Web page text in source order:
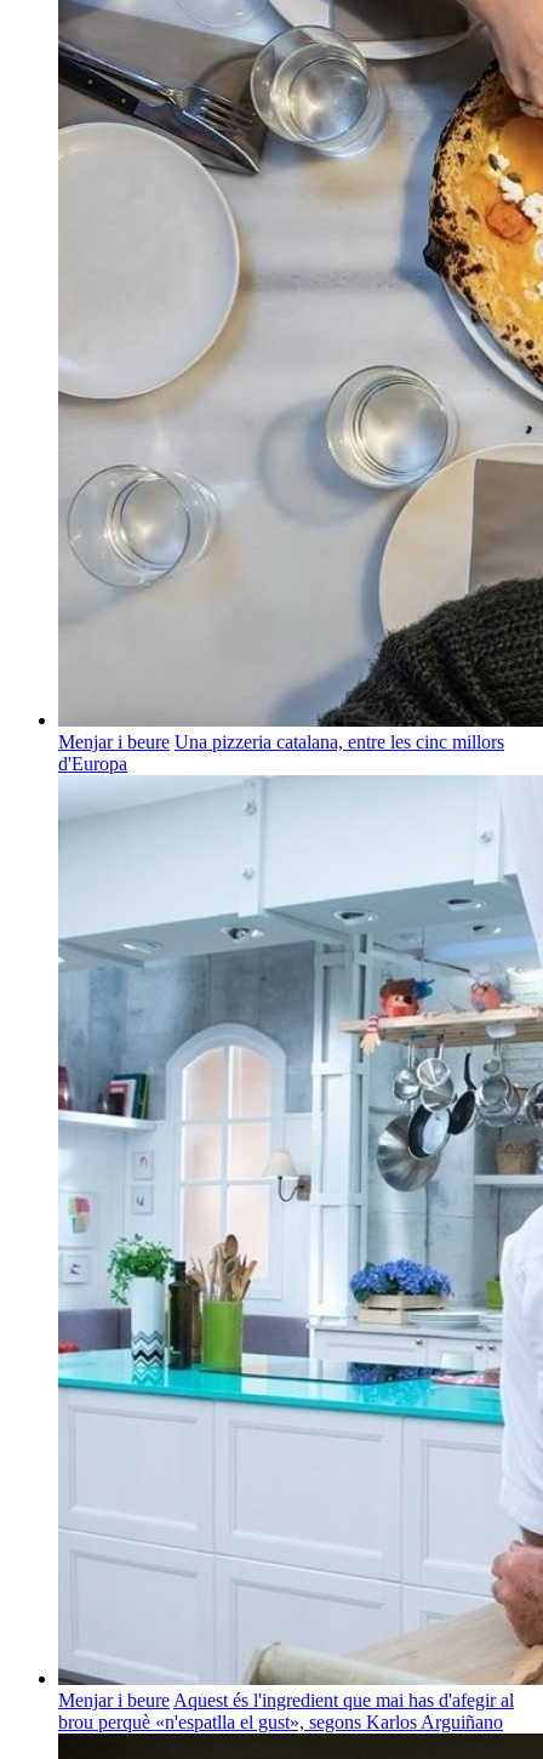
Menjar i beure Una pizzeria catalana, entre les cinc millors
d'Europa
Menjar i beure Aquest és l'ingredient que mai has d'afegir al
brou perquè «n'espatlla el gust», segons Karlos Arguiñano